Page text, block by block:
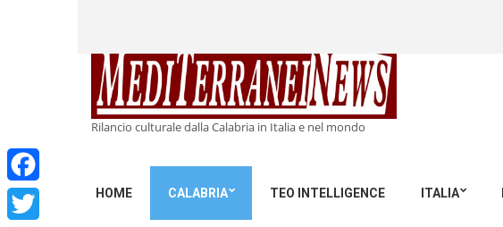
Rilancio culturale dalla Calabria in Italia e nel mondo
HOME CALABRIA TEO INTELLIGENCE ITALIA
Facebook